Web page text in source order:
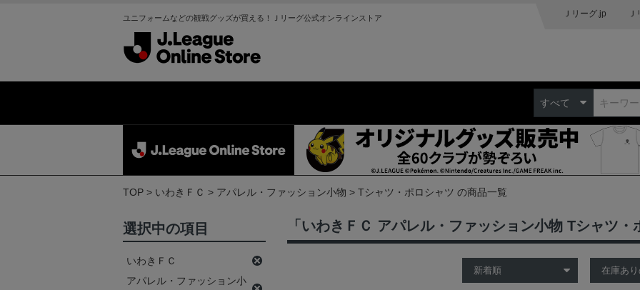
ユニフォームなどの観戦グッズが買える！Ｊリーグ公式オンラインストア Ｊリーグ.jp
すべて
TOP いわきＦＣ アパレル・ファッション小物 Tシャツ・ポロシャツ の商品一覧
「いわきＦＣ アパレル・ファッション小物 Tシャツ
選択中の項目
いわきＦＣ
アパレル・ファッション小